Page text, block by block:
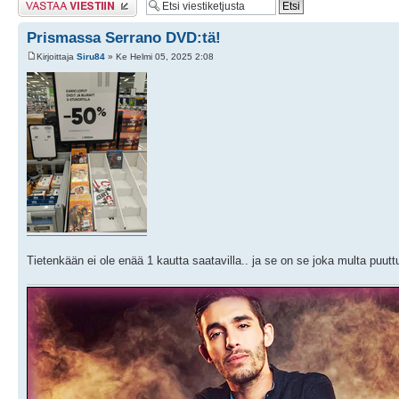
Prismassa Serrano DVD:tä!
Kirjoittaja Siru84 » Ke Helmi 05, 2025 2:08
Tietenkään ei ole enää 1 kautta saatavilla.. ja se on se joka multa